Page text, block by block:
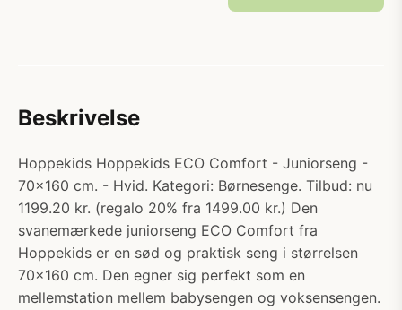
Beskrivelse
Hoppekids Hoppekids ECO Comfort - Juniorseng -
70x160 cm. - Hvid. Kategori: Børnesenge. Tilbud: nu
1199.20 kr. (regalo 20% fra 1499.00 kr.) Den
svanemærkede juniorseng ECO Comfort fra
Hoppekids er en sød og praktisk seng i størrelsen
70x160 cm. Den egner sig perfekt som en
mellemstation mellem babysengen og voksensengen.